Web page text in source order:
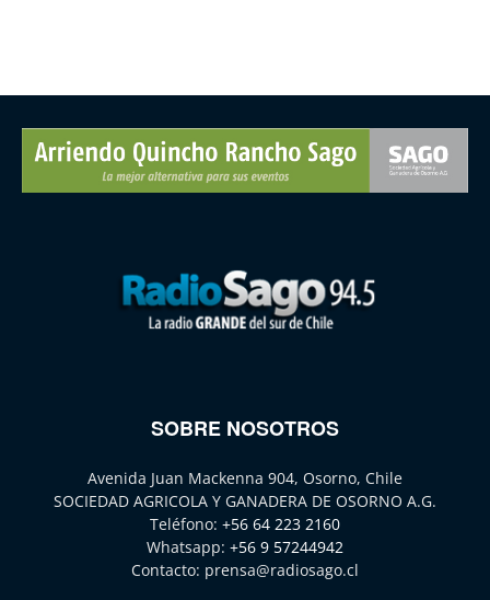
SOBRE NOSOTROS
Avenida Juan Mackenna 904, Osorno, Chile
SOCIEDAD AGRICOLA Y GANADERA DE OSORNO A.G.
Teléfono: +56 64 223 2160
Whatsapp: +56 9 57244942
Contacto: prensa@radiosago.cl